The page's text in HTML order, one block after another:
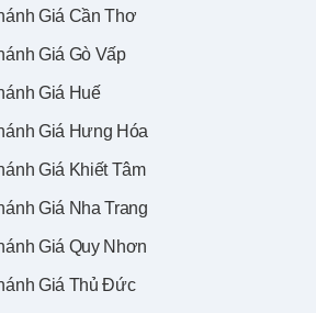
Giá Cần Thơ
Giá Gò Vấp
Giá Huế
Giá Hưng Hóa
Giá Khiết Tâm
Giá Nha Trang
Giá Quy Nhơn
Giá Thủ Đức